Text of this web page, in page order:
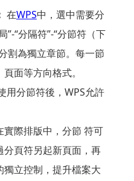
在WPS中，選中需要分
”-“分隔符”-“分節符（下
割為獨立章節。每一節
面等方向格式。
用分節符後，WPS允許
實際排版中，分節 符可
頁符另起新頁面，再
立控制，提升檔案大